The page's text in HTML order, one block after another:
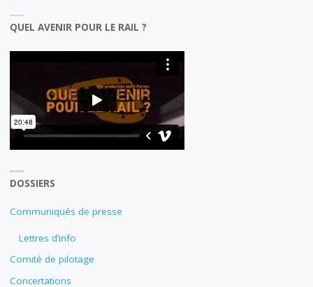
QUEL AVENIR POUR LE RAIL ?
DOSSIERS
Communiqués de presse
Lettres d’info
Comité de pilotage
Concertations